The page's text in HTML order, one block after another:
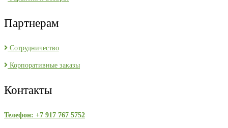
Партнерам
Сотрудничество
Корпоративные заказы
Контакты
Телефон: +7 917 767 5752